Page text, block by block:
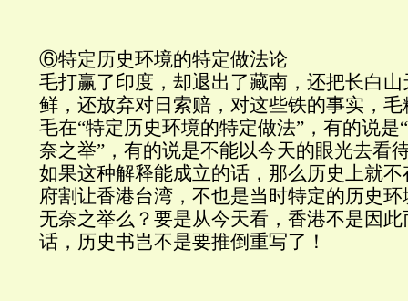
⑥特定历史环境的特定做法论
毛打赢了印度，却退出了藏南，还把长白
鲜，还放弃对日索赔，对这些铁的事实，
毛在“特定历史环境的特定做法”，有的说是
奈之举”，有的说是不能以今天的眼光去看
如果这种解释能成立的话，那么历史上就
府割让香港台湾，不也是当时特定的历史
无奈之举么？要是从今天看，香港不是因
话，历史书岂不是要推倒重写了！